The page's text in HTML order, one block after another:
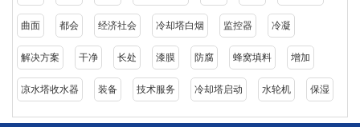
曲面 都会 经济社会 冷却塔白烟 监控器 冷凝
解决方案 干净 长处 漆膜 防腐 蜂窝填料 增加
凉水塔收水器 装备 技术服务 冷却塔启动 水轮机 保湿